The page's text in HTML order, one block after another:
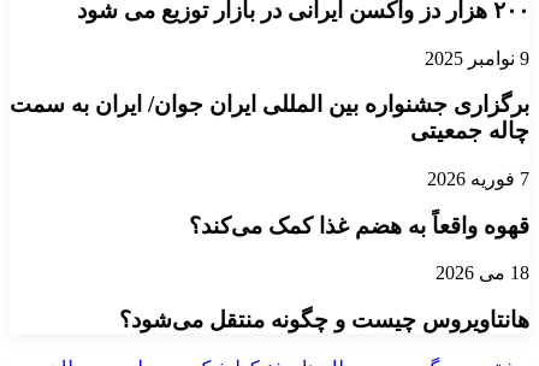
۲۰۰ هزار دز واکسن ایرانی در بازار توزیع می شود
9 نوامبر 2025
برگزاری جشنواره بین المللی ایران جوان/ ایران به سمت
چاله جمعیتی
7 فوریه 2026
قهوه واقعاً به هضم غذا کمک می‌کند؟
18 می 2026
هانتاویروس چیست و چگونه منتقل می‌شود؟